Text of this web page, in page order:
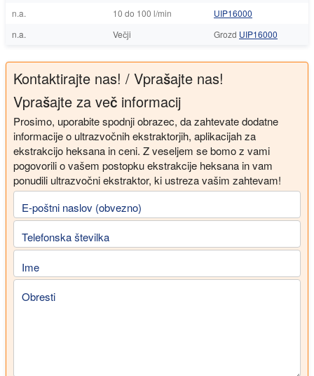
n.a. 10 do 100 l/min
UIP16000
n.a.
Večji Grozd UIP16000
Kontaktirajte nas! / Vprašajte nas!
Vprašajte za več informacij
Prosimo, uporabite spodnji obrazec, da zahtevate dodatne
informacije o ultrazvočnih ekstraktorjih, aplikacijah za
ekstrakcijo heksana in ceni. Z veseljem se bomo z vami
pogovorili o vašem postopku ekstrakcije heksana in vam
ponudili ultrazvočni ekstraktor, ki ustreza vašim zahtevam!
E-poštni naslov (obvezno)
Telefonska številka
Ime
Obresti